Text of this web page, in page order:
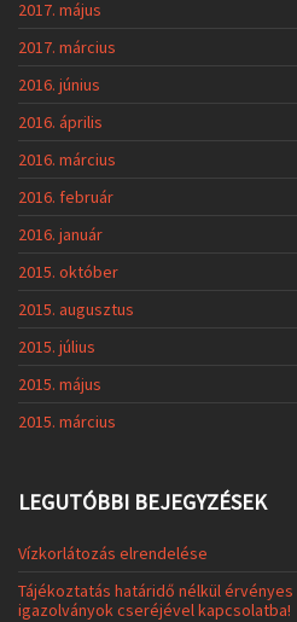
2017. május
2017. március
2016. június
2016. április
2016. március
2016. február
2016. január
2015. október
2015. augusztus
2015. július
2015. május
2015. március
LEGUTÓBBI BEJEGYZÉSEK
Vízkorlátozás elrendelése
Tájékoztatás határidő nélkül
igazolványok cseréjével kapcsolatba!